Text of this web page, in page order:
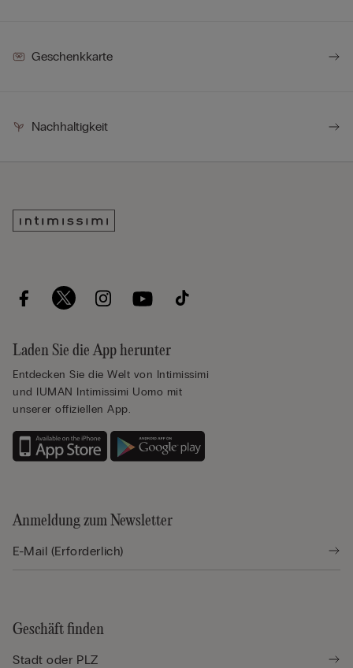
Geschenkkarte
Nachhaltigkeit
Laden Sie die App herunter
Entdecken Sie die Welt von Intimissimi
und IUMAN Intimissimi Uomo mit
unserer offiziellen App.
Anmeldung zum Newsletter
Geschäft finden